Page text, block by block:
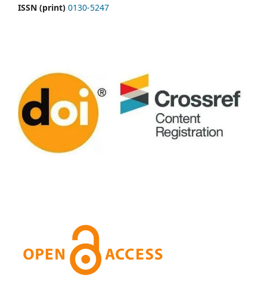
ISSN (print) 0130-5247